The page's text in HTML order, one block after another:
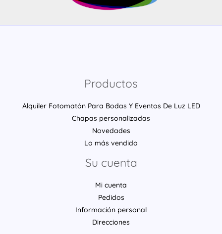
Productos
Alquiler Fotomatón Para Bodas Y Eventos De Luz LED
Chapas personalizadas
Novedades
Lo más vendido
Su cuenta
Mi cuenta
Pedidos
Información personal
Direcciones